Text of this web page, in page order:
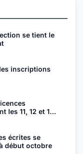
se tient le
inscriptions
les 11, 12 et 13
écrites se
début octobre